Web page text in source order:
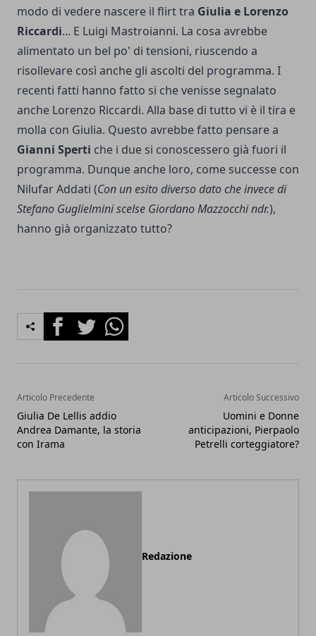
modo di vedere nascere il flirt tra Giulia e Lorenzo
Riccardi... E Luigi Mastroianni. La cosa avrebbe
alimentato un bel po' di tensioni, riuscendo a
risollevare così anche gli ascolti del programma. I
recenti fatti hanno fatto si che venisse segnalato
anche Lorenzo Riccardi. Alla base di tutto vi è il tira e
molla con Giulia. Questo avrebbe fatto pensare a
Gianni Sperti che i due si conoscessero già fuori il
programma. Dunque anche loro, come successe con
Nilufar Addati (Con un esito diverso dato che invece di
Stefano Guglielmini scelse Giordano Mazzocchi ndr.),
hanno già organizzato tutto?
FacebookTwitterWhatsapp
Articolo Precedente
Giulia De Lellis addio
Andrea Damante, la storia
con Irama
Articolo Successivo
Uomini e Donne
anticipazioni, Pierpaolo
Petrelli corteggiatore?
Redazione